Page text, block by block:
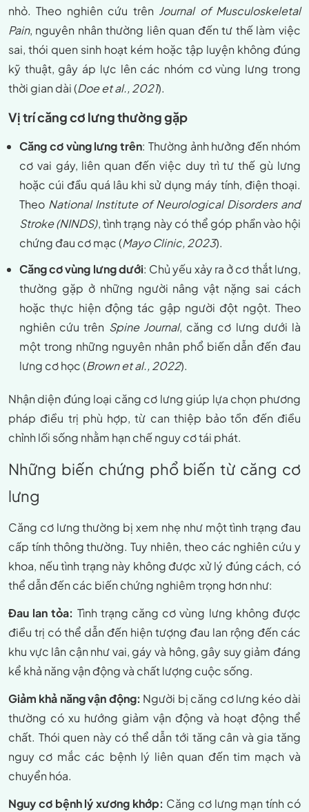
nhỏ. Theo nghiên cứu trên Journal of Musculoskeletal
Pain, nguyên nhân thường liên quan đến tư thế làm việc
sai, thói quen sinh hoạt kém hoặc tập luyện không đúng
kỹ thuật, gây áp lực lên các nhóm cơ vùng lưng trong
thời gian dài (Doe et al., 2021).
Vị trí căng cơ lưng thường gặp
Căng cơ vùng lưng trên: Thường ảnh hưởng đến nhóm
cơ vai gáy, liên quan đến việc duy trì tư thế gù lưng
hoặc cúi đầu quá lâu khi sử dụng máy tính, điện thoại.
Theo National Institute of Neurological Disorders and
Stroke (NINDS), tình trạng này có thể góp phần vào hội
chứng đau cơ mạc (Mayo Clinic, 2023).
Căng cơ vùng lưng dưới: Chủ yếu xảy ra ở cơ thắt lưng,
thường gặp ở những người nâng vật nặng sai cách
hoặc thực hiện động tác gập người đột ngột. Theo
nghiên cứu trên Spine Journal, căng cơ lưng dưới là
một trong những nguyên nhân phổ biến dẫn đến đau
lưng cơ học (Brown et al., 2022).
Nhận diện đúng loại căng cơ lưng giúp lựa chọn phương
pháp điều trị phù hợp, từ can thiệp bảo tồn đến điều
chỉnh lối sống nhằm hạn chế nguy cơ tái phát.
Những biến chứng phổ biến từ căng cơ
lưng
Căng cơ lưng thường bị xem nhẹ như một tình trạng đau
cấp tính thông thường. Tuy nhiên, theo các nghiên cứu y
khoa, nếu tình trạng này không được xử lý đúng cách, có
thể dẫn đến các biến chứng nghiêm trọng hơn như:
Đau lan tỏa: Tình trạng căng cơ vùng lưng không được
điều trị có thể dẫn đến hiện tượng đau lan rộng đến các
khu vực lân cận như vai, gáy và hông, gây suy giảm đáng
kể khả năng vận động và chất lượng cuộc sống.
Giảm khả năng vận động: Người bị căng cơ lưng kéo dài
thường có xu hướng giảm vận động và hoạt động thể
chất. Thói quen này có thể dẫn tới tăng cân và gia tăng
nguy cơ mắc các bệnh lý liên quan đến tim mạch và
chuyển hóa.
Nguy cơ bệnh lý xương khớp: Căng cơ lưng mạn tính có